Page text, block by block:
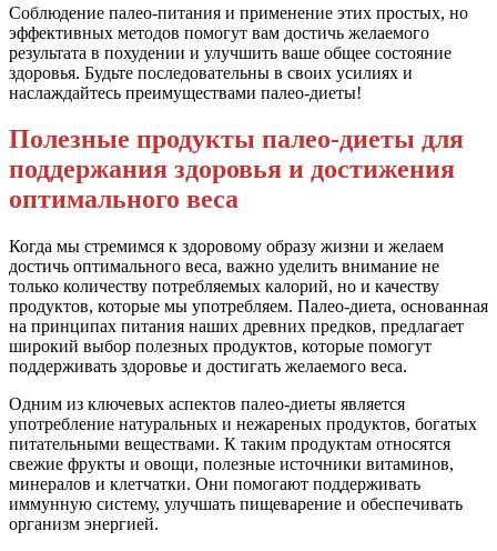
Соблюдение палео-питания и применение этих простых, но
эффективных методов помогут вам достичь желаемого
результата в похудении и улучшить ваше общее состояние
здоровья. Будьте последовательны в своих усилиях и
наслаждайтесь преимуществами палео-диеты!
Полезные продукты палео-диеты для
поддержания здоровья и достижения
оптимального веса
Когда мы стремимся к здоровому образу жизни и желаем
достичь оптимального веса, важно уделить внимание не
только количеству потребляемых калорий, но и качеству
продуктов, которые мы употребляем. Палео-диета, основанная
на принципах питания наших древних предков, предлагает
широкий выбор полезных продуктов, которые помогут
поддерживать здоровье и достигать желаемого веса.
Одним из ключевых аспектов палео-диеты является
употребление натуральных и нежареных продуктов, богатых
питательными веществами. К таким продуктам относятся
свежие фрукты и овощи, полезные источники витаминов,
минералов и клетчатки. Они помогают поддерживать
иммунную систему, улучшать пищеварение и обеспечивать
организм энергией.